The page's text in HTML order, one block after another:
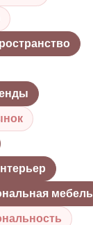
мебель